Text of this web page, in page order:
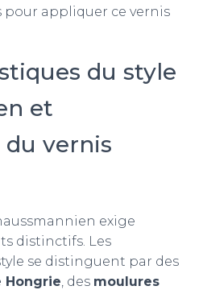
pour appliquer ce vernis
du style
et
du vernis
exige
distinctifs. Les
se distinguent par des
Hongrie, des moulures